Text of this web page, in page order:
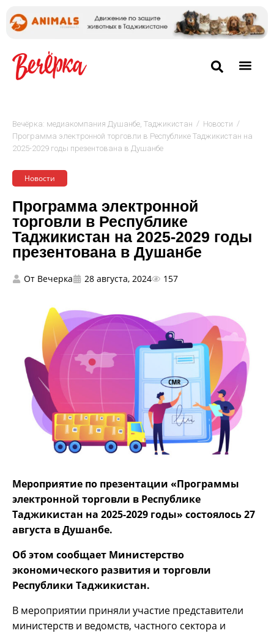
Вечёрка: медиакомпания Душанбе, Таджикистан / Новости /
Программа электронной торговли в Республике Таджикистан на
2025-2029 годы презентована в Душанбе
Новости
Программа электронной
торговли в Республике
Таджикистан на 2025-2029 годы
презентована в Душанбе
От Вечерка 28 августа, 2024 157
Мероприятие по презентации «Программы
электронной торговли в Республике
Таджикистан на 2025-2029 годы» состоялось 27
августа в Душанбе.
Об этом сообщает Министерство
экономического развития и торговли
Республики Таджикистан.
В мероприятии приняли участие представители
министерств и ведомств, частного сектора и